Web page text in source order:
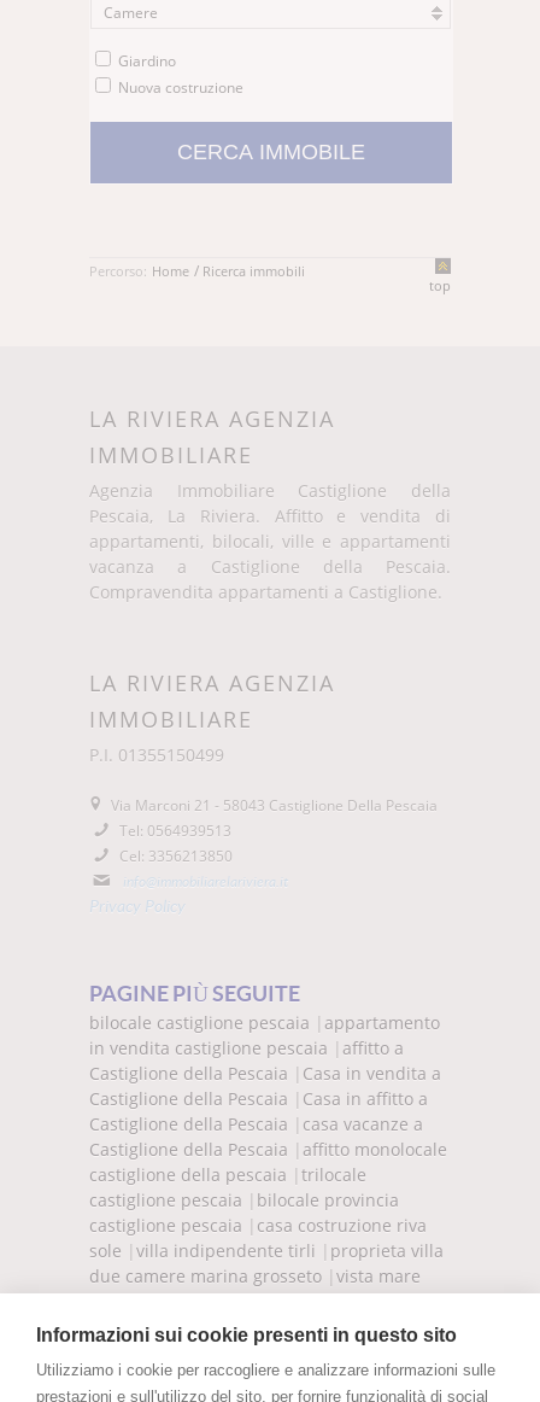
Camere
Giardino
Nuova costruzione
Percorso: Home / Ricerca immobili
top
LA RIVIERA AGENZIA
IMMOBILIARE
Agenzia Immobiliare Castiglione della
Pescaia, La Riviera. Affitto e vendita di
appartamenti, bilocali, ville e appartamenti
vacanza a Castiglione della Pescaia.
Compravendita appartamenti a Castiglione.
LA RIVIERA AGENZIA
IMMOBILIARE
P.I. 01355150499
Via Marconi 21 - 58043 Castiglione Della Pescaia
Tel: 0564939513
Cel: 3356213850
info@immobiliarelariviera.it
Privacy Policy
PAGINE PIÙ SEGUITE
bilocale castiglione pescaia | appartamento
in vendita castiglione pescaia | affitto a
Castiglione della Pescaia | Casa in vendita a
Castiglione della Pescaia | Casa in affitto a
Castiglione della Pescaia | casa vacanze a
Castiglione della Pescaia | affitto monolocale
castiglione della pescaia | trilocale
castiglione pescaia | bilocale provincia
castiglione pescaia | casa costruzione riva
sole | villa indipendente tirli | proprieta villa
due camere marina grosseto | vista mare
castiglione pescaia|villa mare riva sole
|case vista mare marina grosseto|villa vista
Informazioni sui cookie presenti in questo sito
Utilizziamo i cookie per raccogliere e analizzare informazioni sulle
prestazioni e sull'utilizzo del sito, per fornire funzionalità di social